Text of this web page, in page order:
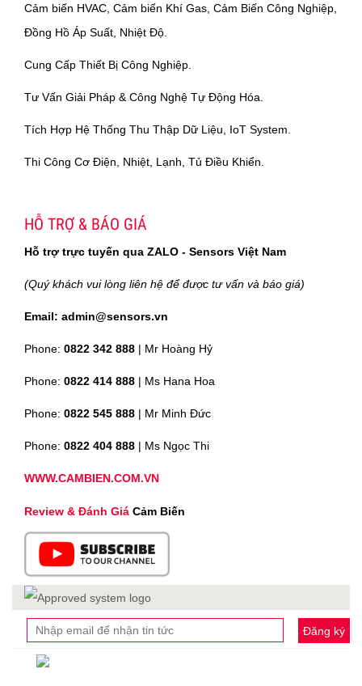
Cảm biến HVAC, Cảm biến Khí Gas, Cảm Biến Công Nghiệp,
Đồng Hồ Áp Suất, Nhiệt Độ.
Cung Cấp Thiết Bị Công Nghiệp.
Tư Vấn Giải Pháp & Công Nghệ Tự Động Hóa.
Tích Hợp Hệ Thống Thu Thập Dữ Liệu, IoT System.
Thi Công Cơ Điện, Nhiệt, Lạnh, Tủ Điều Khiển.
HỖ TRỢ & BÁO GIÁ
Hỗ trợ trực tuyến qua ZALO - Sensors Việt Nam
(Quý khách vui lòng liên hệ để được tư vấn và báo giá)
Email: admin@sensors.vn
Phone: 0822 342 888 | Mr Hoàng Hỷ
Phone: 0822 414 888 | Ms Hana Hoa
Phone: 0822 545 888 | Mr Minh Đức
Phone: 0822 404 888 | Ms Ngọc Thi
WWW.CAMBIEN.COM.VN
Review & Đánh Giá Cảm Biến
Đăng ký